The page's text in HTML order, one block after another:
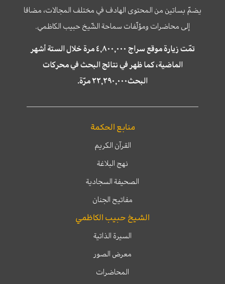
يضمّ بساتين من المحتوى الهادف في مختلف المجالات، مضافا
إلى محاضرات ومؤلّفات سماحة الشّيخ حبيب الكاظمي.
تمّت زيارة موقع سراج ٤,٨٠٠,٠٠٠ مرة خلال الستة أشهر
الماضية، كما ظهر في نتائج البحث في محركات
البحث٢٢,٢٩٠,٠٠٠ مرّة.
منابع الحكمة
القرآن الكريم
نهج البلاغة
الصحيفة السجادية
مفاتيح الجنان
الشيخ حبيب الكاظمي
السيرة الذاتية
معرض الصور
المحاضرات